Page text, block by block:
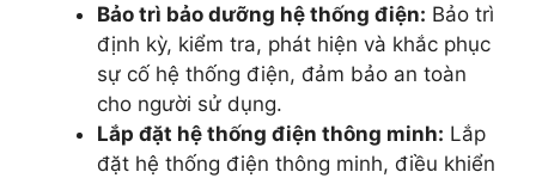
Bảo trì bảo dưỡng hệ thống điện: Bảo trì
định kỳ, kiểm tra, phát hiện và khắc phục
sự cố hệ thống điện, đảm bảo an toàn
cho người sử dụng.
Lắp đặt hệ thống điện thông minh: Lắp
đặt hệ thống điện thông minh, điều khiển